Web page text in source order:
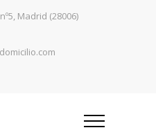
Madrid (28006)